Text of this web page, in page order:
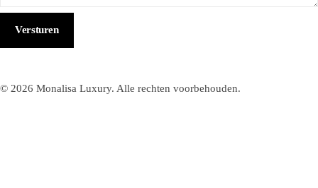
© 2026 Monalisa Luxury. Alle rechten voorbehouden.